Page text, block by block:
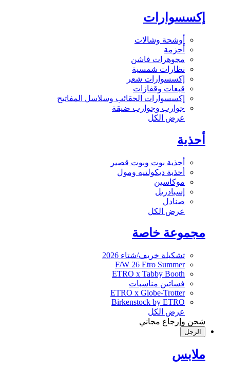
إكسسوارات
أوشحة وشالات
أحزمة
مجوهرات فاشن
نظارات شمسية
إكسسوارات شعر
قبعات وقفازات
إكسسوارات الحقائب وسلاسل المفاتيح
جوارب وجوارب ضيقة
عرض الكل
أحذية
أحذية بوت وبوت قصير
أحذية ديكولتيه ومول
موكاسين
إسبادريل
صنادل
عرض الكل
مجموعة خاصة
تشكيلة خريف/شتاء 2026
F/W 26 Etro Summer
ETRO x Tabby Booth
فساتين مناسبات
ETRO x Globe-Trotter
Birkenstock by ETRO
عرض الكل
شحن وإرجاع مجاني
الرجل
ملابس